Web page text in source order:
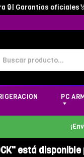
Garantías oficiales🏅
PC
está